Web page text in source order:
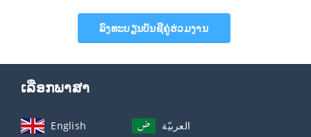
ລົງທະບຽນບັນຊີຄູ່ຮ່ວມງານ
ເລືອກພາສາ
English العربيّة